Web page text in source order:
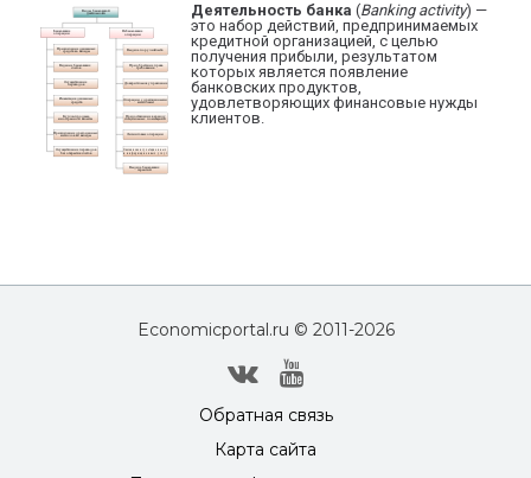
Деятельность банка (Banking activity) —
это набор действий, предпринимаемых
кредитной организацией, с целью
получения прибыли, результатом
которых является появление
банковских продуктов,
удовлетворяющих финансовые нужды
клиентов.
Economicportal.ru © 2011-2026
Обратная связь
Карта сайта